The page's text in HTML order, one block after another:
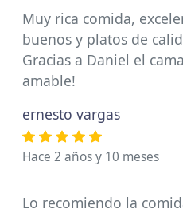
Muy rica comida,
buenos y platos de
Gracias a Daniel el
amable!
ernesto vargas
Hace 2 años y 10 meses
Lo recomiendo la